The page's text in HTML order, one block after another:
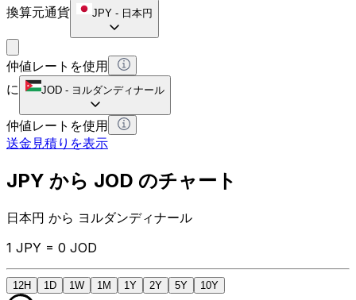
換算元通貨
JPY - 日本円
仲値レートを使用
に
JOD - ヨルダンディナール
仲値レートを使用
送金見積りを表示
JPY から JOD のチャート
日本円 から ヨルダンディナール
1 JPY = 0 JOD
12H 1D 1W 1M 1Y 2Y 5Y 10Y